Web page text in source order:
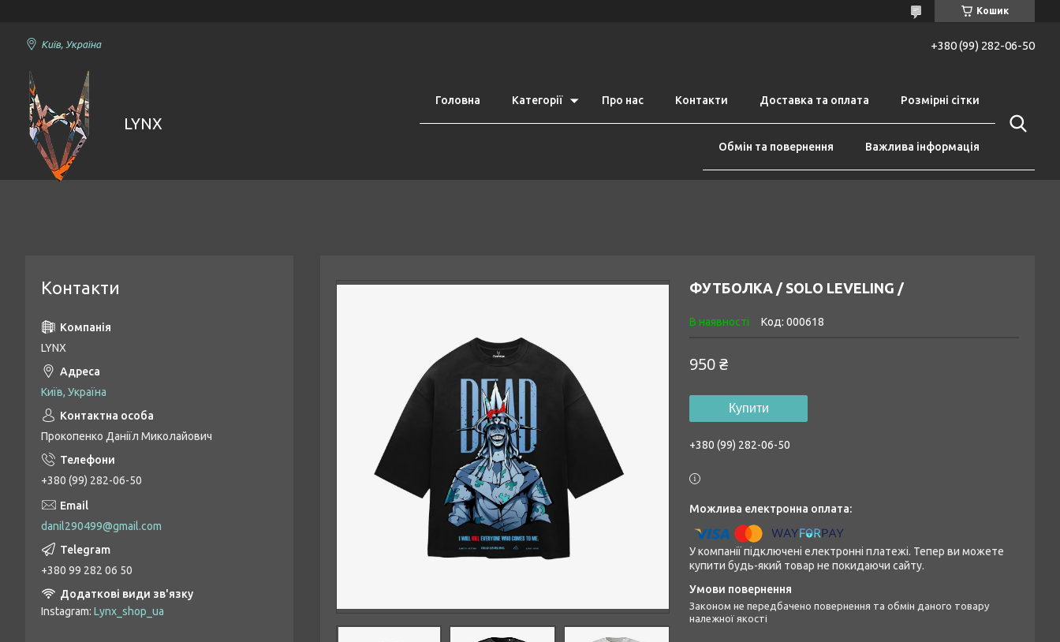
Кошик
Київ, Україна +380 (99) 282-06-50
LYNX
Головна Категорії Про нас Контакти Доставка та оплата Розмірні сітки
Обмін та повернення Важлива інформація
ФУТБОЛКА / SOLO LEVELING /
В наявності Код: 000618
950 ₴
Купити
+380 (99) 282-06-50
У компанії підключені електронні платежі. Тепер ви можете
купити будь-який товар не покидаючи сайту.
Законом не передбачено повернення та обмін даного товару
належної якості
Контакти
LYNX
Київ, Україна
Прокопенко Даніїл Миколайович
+380 (99) 282-06-50
danil290499@gmail.com
+380 99 282 06 50
Instagram Lynx_shop_ua